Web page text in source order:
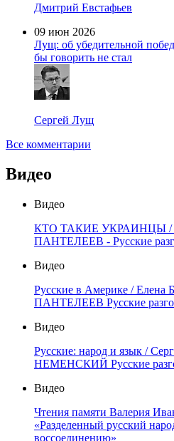
Дмитрий Евстафьев
09 июн 2026
Лущ: об убедительной
бы говорить не стал
Сергей Лущ
Все комментарии
Видео
Видео
КТО ТАКИЕ УКРАИНЦЫ /
ПАНТЕЛЕЕВ - Русские
Видео
Русские в Америке /
ПАНТЕЛЕЕВ Русские
Видео
Русские: народ и язык /
НЕМЕНСКИЙ Русские
Видео
Чтения памяти Валерия
«Разделенный русский
воссоединению»